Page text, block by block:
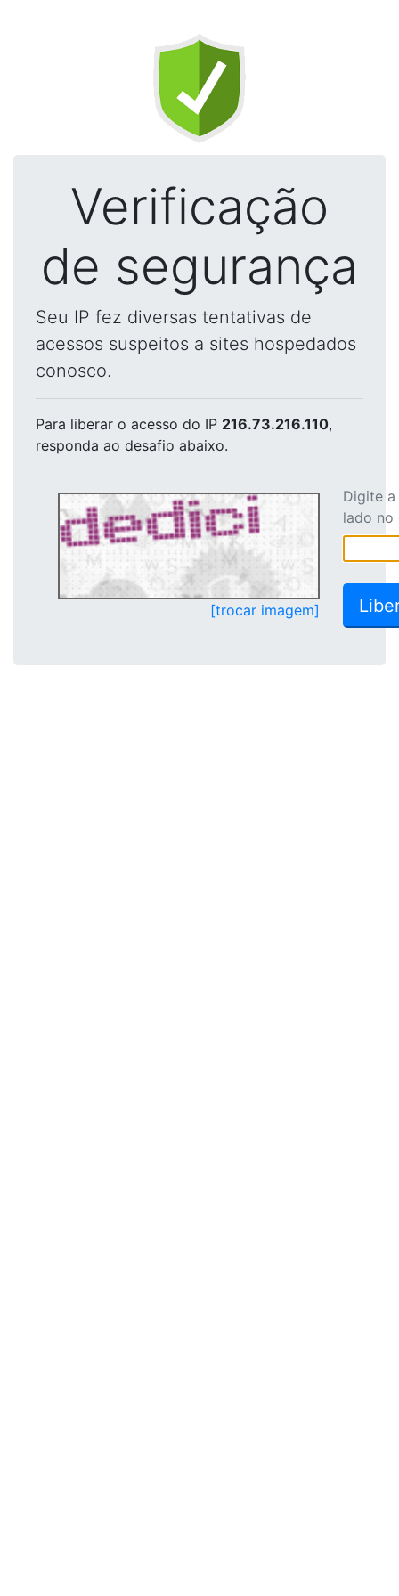
Verificação
de segurança
Seu IP fez diversas tentativas de
acessos suspeitos a sites hospedados
conosco.
Para liberar o acesso do IP 216.73.216.110,
responda ao desafio abaixo.
[trocar imagem]
Digite
lado no